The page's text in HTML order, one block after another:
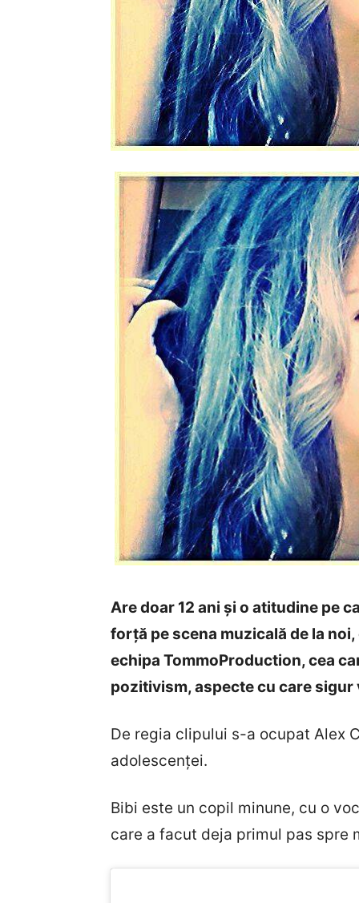
Are doar 12 ani și o atitudine pe
forță pe scena muzicală de la
echipa TommoProduction, cea
pozitivism, aspecte cu care
De regia clipului s-a ocupat Alex
adolescenței.
Bibi este un copil minune, cu o
care a facut deja primul pas spre